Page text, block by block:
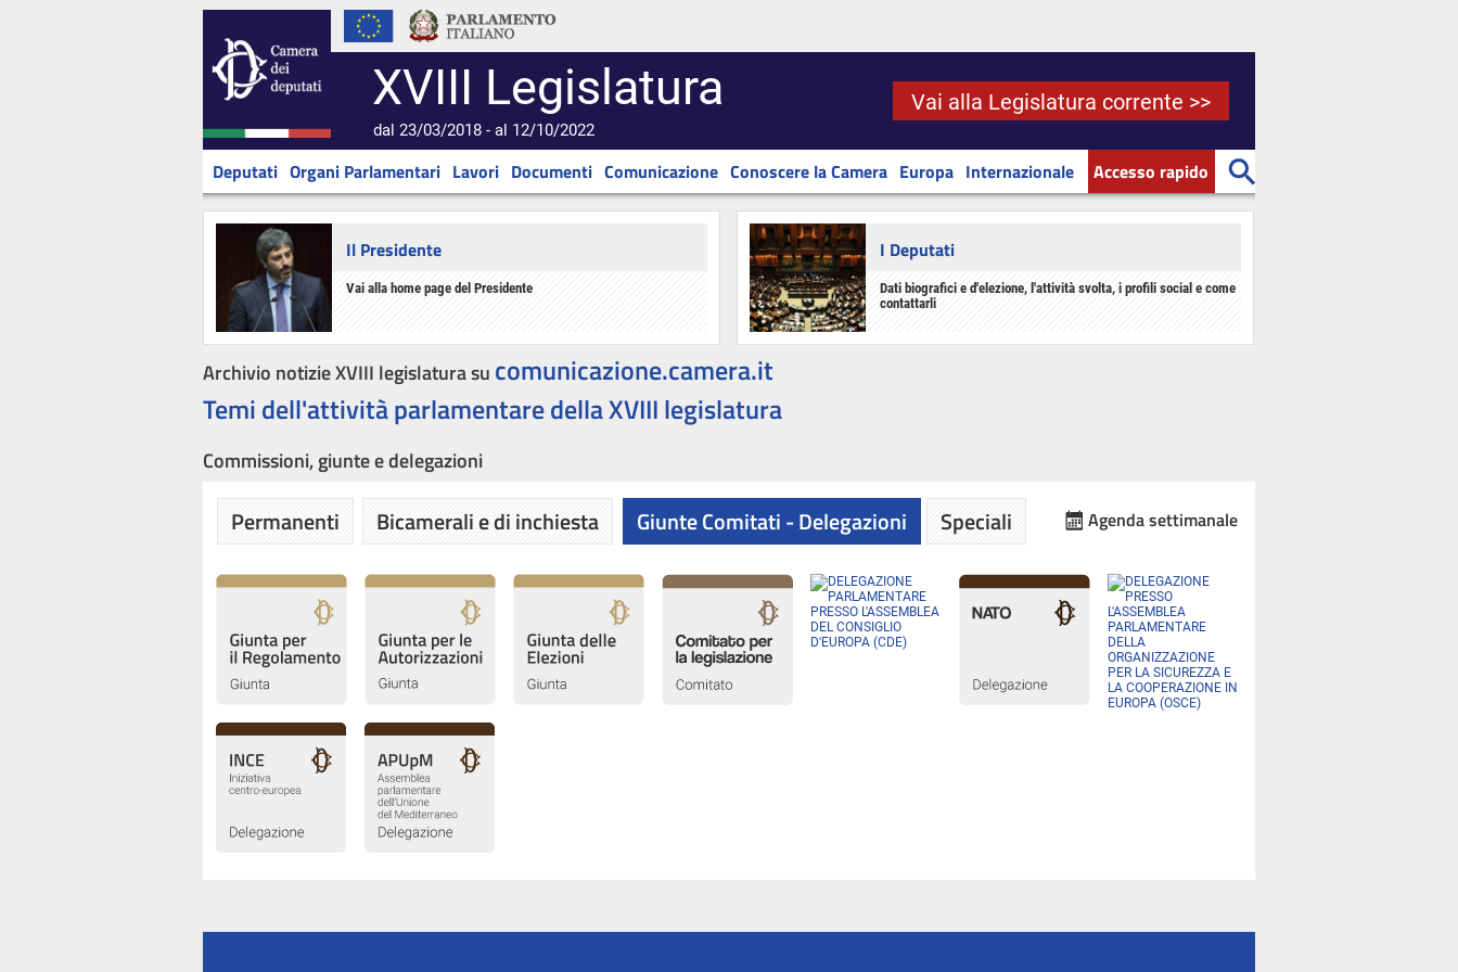
XVIII Legislatura
dal 23/03/2018 - al 12/10/2022
Vai alla Legislatura corrente >>
Deputati Organi Parlamentari Lavori Documenti Comunicazione Conoscere la Camera Europa Internazionale Accesso rapido
Il Presidente
Vai alla home page del Presidente
I Deputati
Dati biografici e d'elezione, l'attività svolta, i profili social e come
contattarli
Archivio notizie XVIII legislatura su comunicazione.camera.it
Temi dell'attività parlamentare della XVIII legislatura
Commissioni, giunte e delegazioni
Permanenti Bicamerali e di inchiesta Giunte Comitati - Delegazioni Agenda settimanale
Speciali